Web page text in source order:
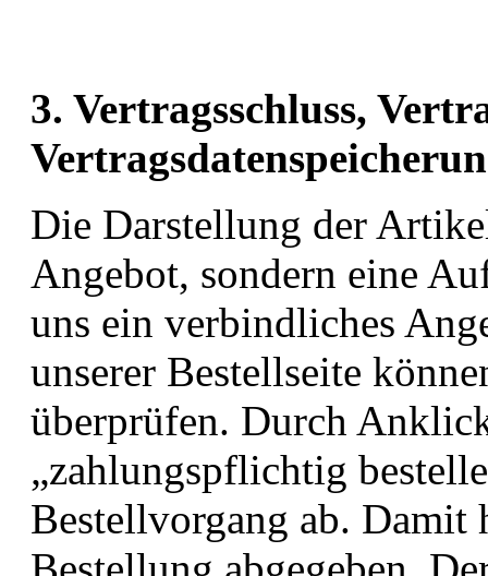
3. Vertragsschluss,
Die Darstellung der
Angebot, sondern eine
uns ein verbindliches
unserer Bestellseite
überprüfen. Durch
„zahlungspflichtig
Bestellvorgang ab. Damit